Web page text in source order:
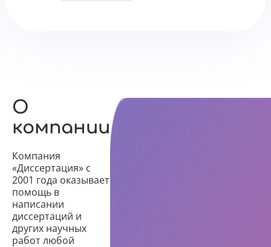
О
компании
Компания
«Диссертация» с
2001 года оказывает
помощь в
написании
диссертаций и
других научных
работ любой